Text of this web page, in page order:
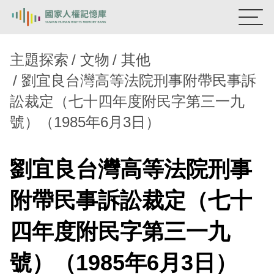
熱門關鍵字：陳孟和 李舜治 鹿窟事件
安康接待室
新生訓導處
蛋殼畫 送物單
主題探索
背景知識
關於我們
意見信箱
主題探索 文物
其他
劉宜良台灣高等法院刑事附帶民事訴
訟裁定（七十四年度附民字第三一九
號）（1985年6月3日）
劉宜良台灣高等法院刑事
附帶民事訴訟裁定（七十
四年度附民字第三一九
號）（1985年6月3日）